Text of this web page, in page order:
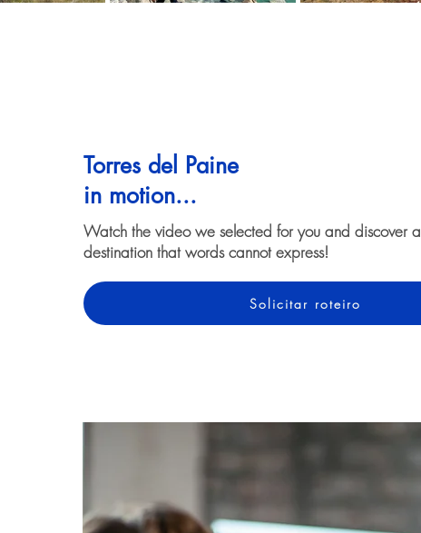
Torres del Paine
in motion...
Watch the video we selected for you and discover a
destination that words cannot express!
Solicitar roteiro